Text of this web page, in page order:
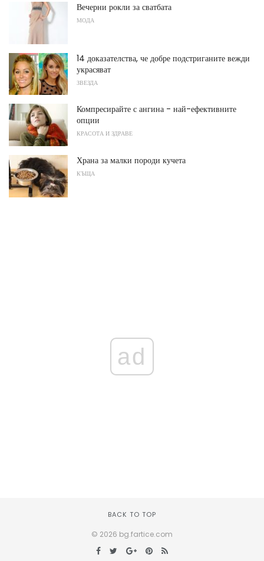
Вечерни рокли за сватбата
МОДА
14 доказателства, че добре подстриганите вежди
украсяват
ЗВЕЗДА
Компресирайте с ангина - най-ефективните
опции
КРАСОТА И ЗДРАВЕ
Храна за малки породи кучета
КЪЩА
ad
BACK TO TOP
© 2026 bg.fartice.com